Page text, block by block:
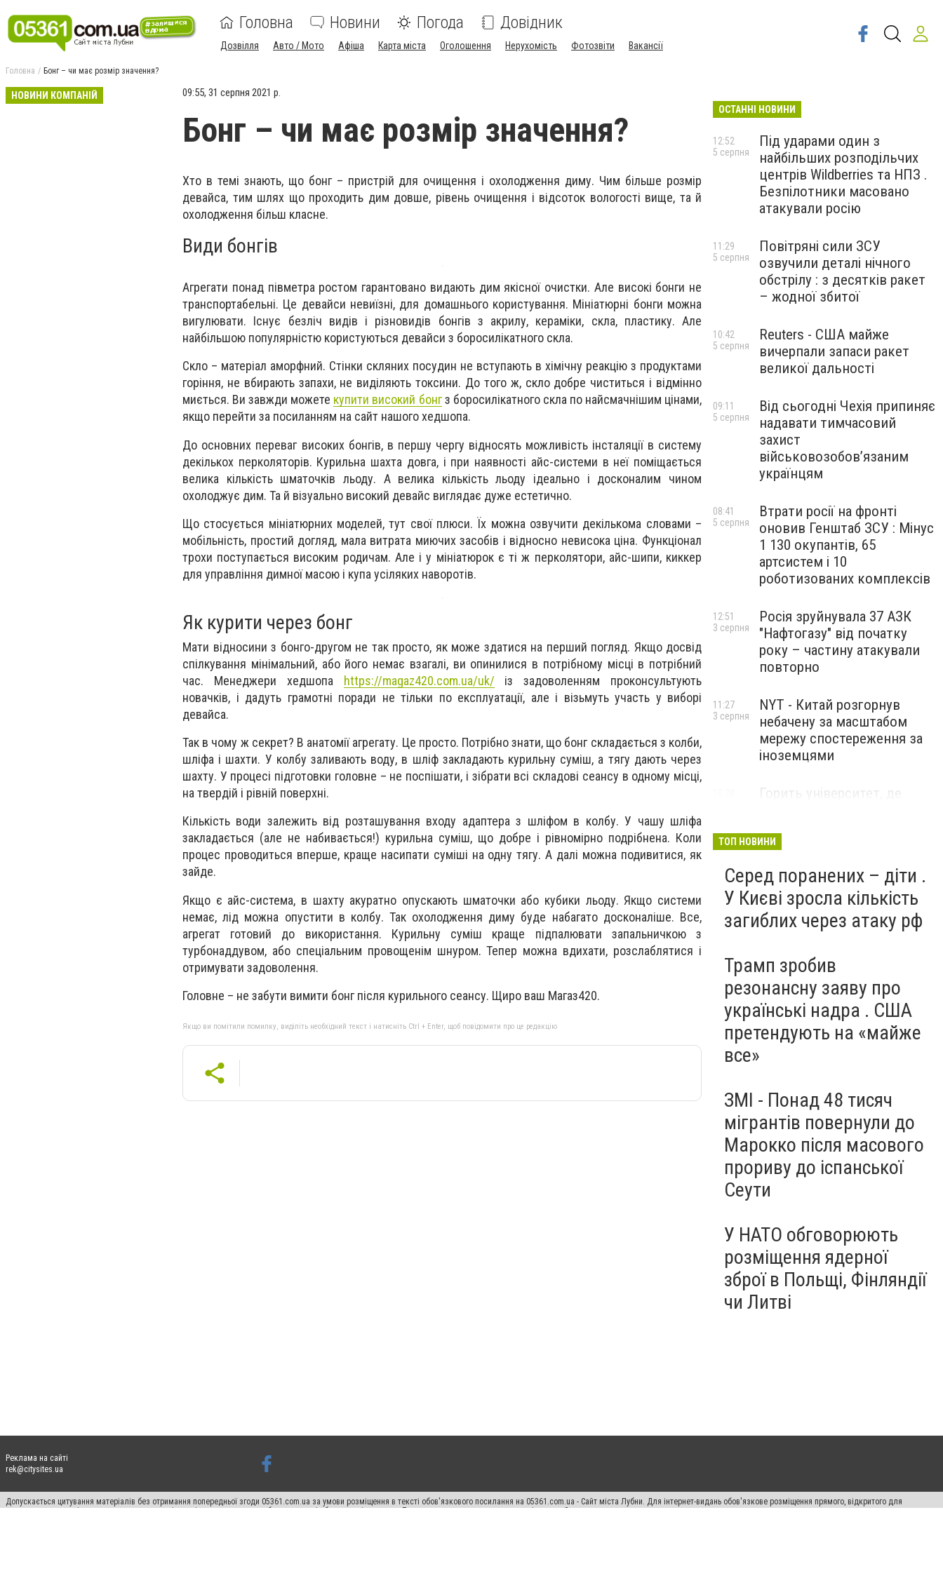
Головна Новини Погода Довідник
Дозвілля Авто / Мото Афіша Карта міста Оголошення Нерухомість Фотозвіти Вакансії
Головна Бонг – чи має розмір значення?
НОВИНИ КОМПАНІЙ 09:55, 31 серпня 2021 р.
Бонг – чи має розмір значення?
Хто в темі знають, що бонг – пристрій для очищення і охолодження диму. Чим більше розмір
девайса, тим шлях що проходить дим довше, рівень очищення і відсоток вологості вище, та й
охолодження більш класне.
Види бонгів
Агрегати понад півметра ростом гарантовано видають дим якісної очистки. Але високі бонги не
транспортабельні. Це девайси невиїзні, для домашнього користування. Мініатюрні бонги можна
вигулювати. Існує безліч видів і різновидів бонгів з акрилу, кераміки, скла, пластику. Але
найбільшою популярністю користуються девайси з боросилікатного скла.
Скло – матеріал аморфний. Стінки скляних посудин не вступають в хімічну реакцію з продуктами
горіння, не вбирають запахи, не виділяють токсини. До того ж, скло добре чиститься і відмінно
миється. Ви завжди можете купити високий бонгз боросилікатного скла по найсмачнішим цінами,
якщо перейти за посиланням на сайт нашого хедшопа.
До основних переваг високих бонгів, в першу чергу відносять можливість інсталяції в систему
декількох перколяторів. Курильна шахта довга, і при наявності айс-системи в неї поміщається
велика кількість шматочків льоду. А велика кількість льоду ідеально і досконалим чином
охолоджує дим. Та й візуально високий девайс виглядає дуже естетично.
Що стосується мініатюрних моделей, тут свої плюси. Їх можна озвучити декількома словами –
мобільність, простий догляд, мала витрата миючих засобів і відносно невисока ціна. Функціонал
трохи поступається високим родичам. Але і у мініатюрок є ті ж перколятори, айс-шипи, киккер
для управління димної масою і купа усіляких наворотів.
Як курити через бонг
Мати відносини з бонго-другом не так просто, як може здатися на перший погляд. Якщо досвід
спілкування мінімальний, або його немає взагалі, ви опинилися в потрібному місці в потрібний
час. Менеджери хедшопа
https://magaz420.com.ua/uk/ із задоволенням проконсультують
новачків, і дадуть грамотні поради не тільки по експлуатації, але і візьмуть участь у виборі
девайса.
Так в чому ж секрет? В анатомії агрегату. Це просто. Потрібно знати, що бонг складається з колби,
шліфа і шахти. У колбу заливають воду, в шліф закладають курильну суміш, а тягу дають через
шахту. У процесі підготовки головне – не поспішати, і зібрати всі складові сеансу в одному місці,
на твердій і рівній поверхні.
Кількість води залежить від розташування входу адаптера з шліфом в колбу. У чашу шліфа
закладається (але не набивається!) курильна суміш, що добре і рівномірно подрібнена. Коли
процес проводиться вперше, краще насипати суміші на одну тягу. А далі можна подивитися, як
зайде.
Якщо є айс-система, в шахту акуратно опускають шматочки або кубики льоду. Якщо системи
немає, лід можна опустити в колбу. Так охолодження диму буде набагато досконаліше. Все,
агрегат готовий до використання. Курильну суміш краще підпалювати запальничкою з
турбонаддувом, або спеціальним провощенім шнуром. Тепер можна вдихати, розслаблятися і
отримувати задоволення.
Головне – не забути вимити бонг після курильного сеансу. Щиро ваш Магаз420.
Якщо ви помітили помилку, виділіть необхідний текст і натисніть Ctrl + Enter, щоб повідомити про це редакцію
ОСТАННІ НОВИНИ
Під ударами один з
найбільших розподільчих
центрів Wildberries та НПЗ .
Безпілотники масовано
атакували росію
12:52
5 серпня
Повітряні сили ЗСУ
озвучили деталі нічного
обстрілу : з десятків ракет
– жодної збитої
11:29
5 серпня
Reuters - США майже
вичерпали запаси ракет
великої дальності
10:42
5 серпня
Від сьогодні Чехія припиняє
надавати тимчасовий
захист
військовозобов’язаним
українцям
09:11
5 серпня
Втрати росії на фронті
оновив Генштаб ЗСУ : Мінус
1 130 окупантів, 65
артсистем і 10
роботизованих комплексів
08:41
5 серпня
Росія зруйнувала 37 АЗК
"Нафтогазу" від початку
року – частину атакували
повторно
12:51
3 серпня
NYT - Китай розгорнув
небачену за масштабом
мережу спостереження за
іноземцями
11:27
3 серпня
Горить університет, де
ТОП НОВИНИ
Серед поранених – діти .
У Києві зросла кількість
загиблих через атаку рф
Трамп зробив
резонансну заяву про
українські надра . США
претендують на «майже
все»
ЗМІ - Понад 48 тисяч
мігрантів повернули до
Марокко після масового
прориву до іспанської
Сеути
У НАТО обговорюють
розміщення ядерної
зброї в Польщі, Фінляндії
чи Литві
Реклама на сайті
rek@citysites.ua
Допускається цитування матеріалів без отримання попередньої згоди 05361.com.ua за умови розміщення в тексті обов'язкового посилання на 05361.com.ua - Сайт міста Лубни. Для інтернет-видань обов'язкове розміщення прямого, відкритого для
пошукових систем гіперпосилання на цитовані статті не нижче другого абзацу в тексті або в якості джерела. Порушення виняткових прав переслідується Законом.